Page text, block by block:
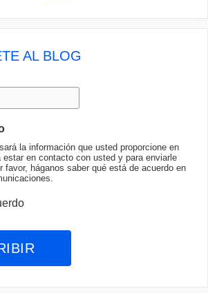
AL BLOG
la información que usted proporcione en
estar en contacto con usted y para enviarle
favor, háganos saber qué está de acuerdo en